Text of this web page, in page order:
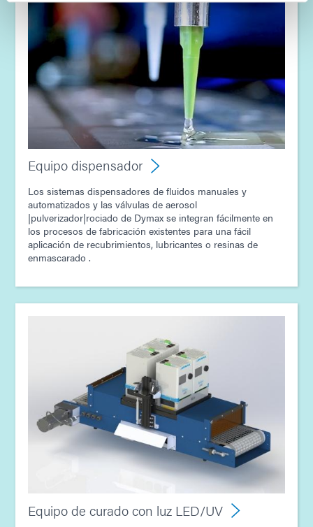
Guía: Equipo dispensador (Europa|ES)
Guía: Equipos de fotocurado (Asia|EN)
Guía: Equipo dispensador (Asia|ES)
Guía: Ensamblaje de componentes electrónicos
(Asia|ES)
Equipo dispensador
Los sistemas dispensadores de fluidos manuales y
automatizados y las válvulas de aerosol
|pulverizador|rociado de Dymax se integran fácilmente en
los procesos de fabricación existentes para una fácil
aplicación de recubrimientos, lubricantes o resinas de
enmascarado .
Equipo de curado con luz LED/UV